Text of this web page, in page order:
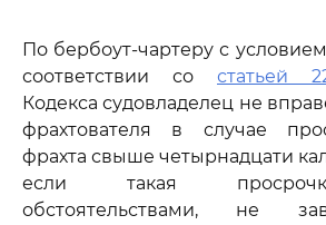
По бербоут-чартеру с
соответствии со статьей
Кодекса судовладелец не
фрахтователя в случае
фрахта свыше четырнадцати
если такая
обстоятельствами, не